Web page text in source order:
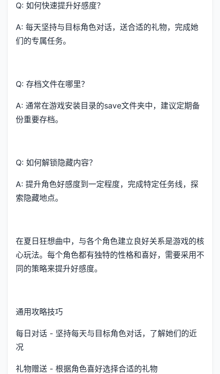
Q: 如何快速提升好感度？
A: 每天坚持与目标角色对话，送合适的礼物，完成她
们的专属任务。
Q: 存档文件在哪里？
A: 通常在游戏安装目录的save文件夹中，建议定期备
份重要存档。
Q: 如何解锁隐藏内容？
A: 提升角色好感度到一定程度，完成特定任务线，探
索隐藏地点。
在夏日狂想曲中，与各个角色建立良好关系是游戏的核
心玩法。每个角色都有独特的性格和喜好，需要采用不
同的策略来提升好感度。
通用攻略技巧
每日对话 - 坚持每天与目标角色对话，了解她们的近
况
礼物赠送 - 根据角色喜好选择合适的礼物